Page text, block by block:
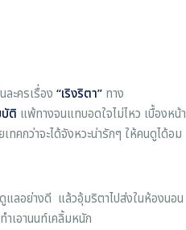
ละครเรื่อง “เริงริตา” ทาง
ติ แพ้ทางจนแทบอดใจไม่ไหว เบื้องหน้า
คกว่าจะได้จังหวะน่ารักๆ ให้คนดูได้อม
แลอย่างดี แล้วอุ้มริตาไปส่งในห้องนอน
เอานนท์เคลิ้มหนัก